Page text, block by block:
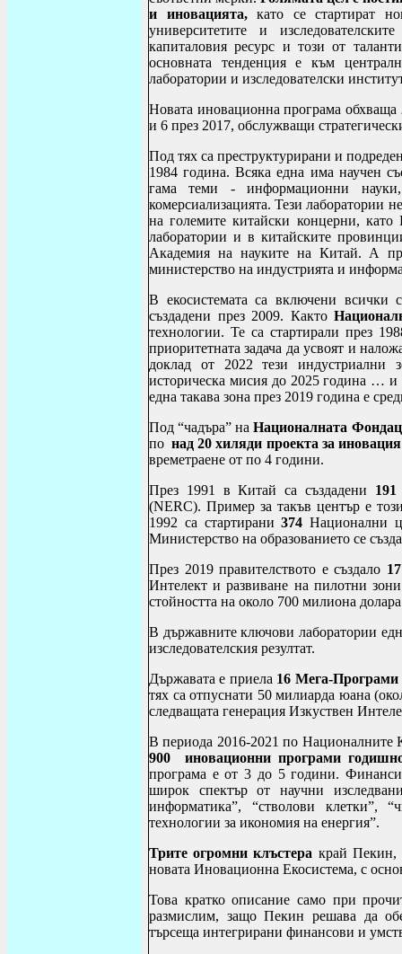
и иновацията,като се стартират
университетите и
капиталовия ресурс и този от
основната тенденция е към
лаборатории и изследователски
Новата иновационна програма обхваща
и 6 през 2017, обслужващи
Под тях са преструктурирани и
1984 година. Всяка една има научен
гама теми - информационни
комерсиализацията. Тези лаборатории
на големите китайски концерни, като
лаборатории и в китайските
Академия на науките на Китай. А
министерство на индустрията и
В екосистемата са включени всички
създадени през 2009. Както
технологии. Те са стартирали през
приоритетната задача да усвоят и
доклад от 2022 тези индустриални
историческа мисия до 2025 година … и
една такава зона през 2019 година е
Под “чадъра” наНационалната
понад 20 хиляди проекта за иновация
времетраене от по 4 години.
През 1991 в Китай са създадени
(NERC). Пример за такъв център е
1992 са стартирани374 Национални
Министерство на образованието се
През 2019 правителството е създало
Интелект и развиване на пилотни
стойността на около 700 милиона
В държавните ключови лаборатории
изследователския резултат.
Държавата е приела 16 Мега-Програми
тях са отпуснати 50 милиарда юана
следващата генерация Изкуствен
В периода 2016-2021 по Националните
900 иновационни програми
програма е от 3 до 5 години.
широк спектър от научни
информатика”, “стволови клетки”,
технологии за икономия на енергия”.
Трите огромни клъстера край Пекин,
новата Иновационна Екосистема, с
Това кратко описание само при
размислим, защо Пекин решава да
търсеща интегрирани финансови и